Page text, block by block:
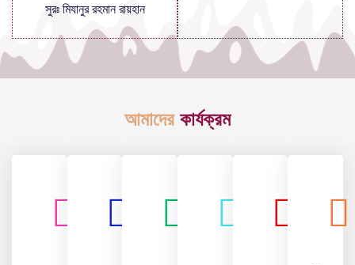
সুরঃ মিযানুর রহমান রায়হান
আমাদের কার্যক্রম